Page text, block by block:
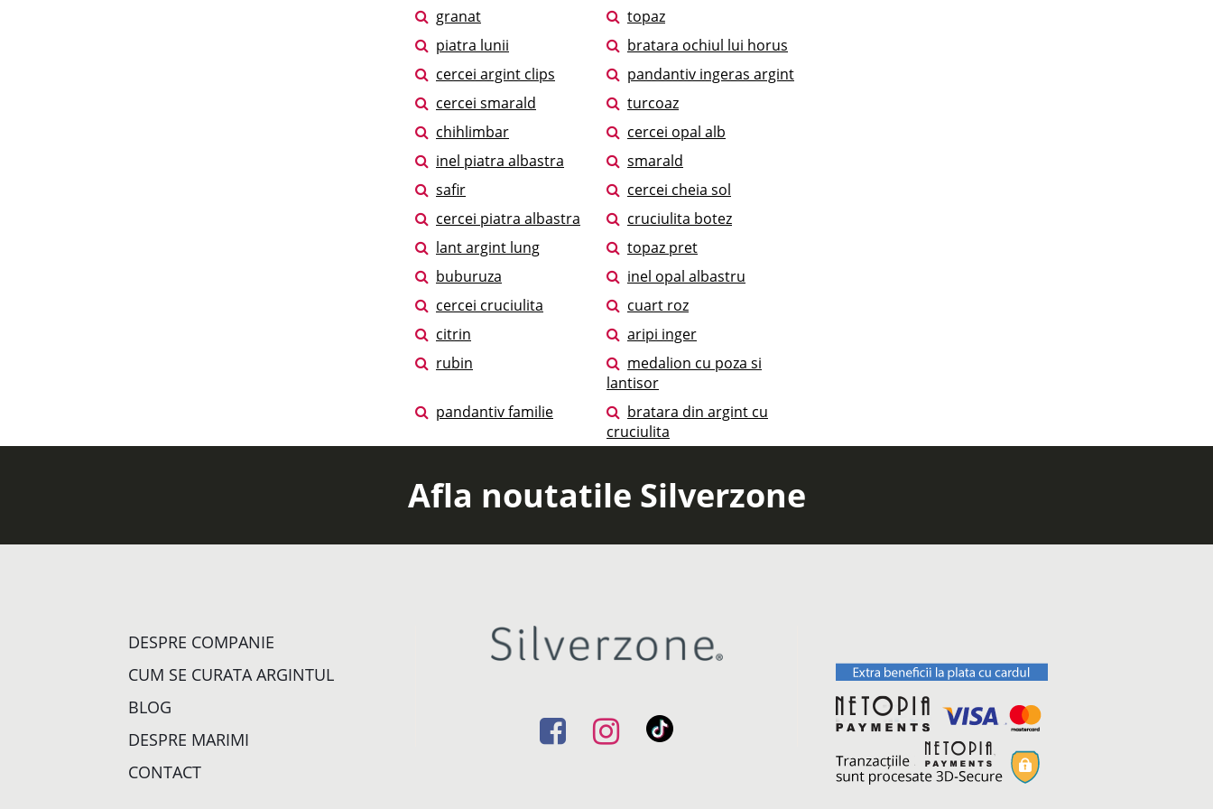
granat
topaz
piatra lunii
bratara ochiul lui horus
cercei argint clips
pandantiv ingeras argint
cercei smarald
turcoaz
chihlimbar
cercei opal alb
inel piatra albastra
smarald
safir
cercei cheia sol
cercei piatra albastra
cruciulita botez
lant argint lung
topaz pret
buburuza
inel opal albastru
cercei cruciulita
cuart roz
citrin
aripi inger
rubin
medalion cu poza si
lantisor
pandantiv familie
bratara din argint cu
cruciulita
Afla noutatile Silverzone
DESPRE COMPANIE
CUM SE CURATA ARGINTUL
BLOG
DESPRE MARIMI
CONTACT